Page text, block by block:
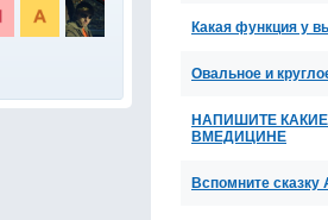
Какая функция у
Овальное и
НАПИШИТЕ
ВМЕДИЦИНЕ
Вспомните сказку